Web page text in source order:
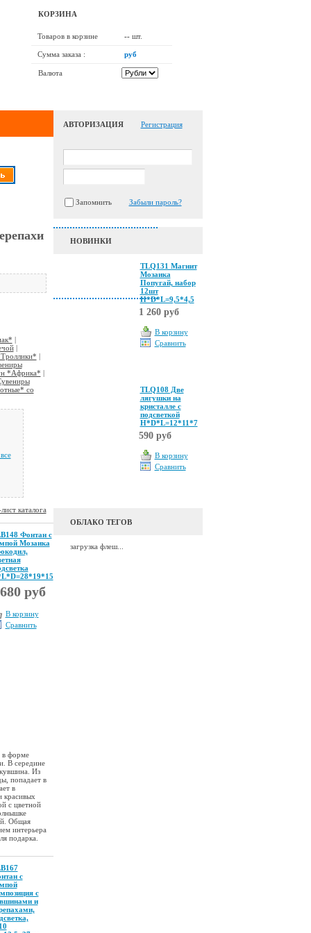
КОРЗИНА
Товаров в корзине --шт.
Сумма заказа : руб
Валюта
|
|
|
*Африка* |
со
каталога
Фонтан с
Мозаика
руб
В корзину
Сравнить
в форме
В середине
Из
попадает в
в
красивых
с цветной
Общая
интерьера
подарка.
с
с
и
АВТОРИЗАЦИЯ Регистрация
Запомнить Забыли пароль?
НОВИНКИ
TLQ131 Магнит
Мозаика
Попугай, набор
12шт
H*D*L=9,5*4,5
1 260 руб
В корзину
Сравнить
TLQ108 Две
лягушки на
кристалле с
подсветкой
H*D*L=12*11*7
590 руб
В корзину
Сравнить
ОБЛАКО ТЕГОВ
загрузка флеш...